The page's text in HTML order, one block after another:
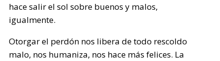
hace salir el sol sobre buenos y malos,
igualmente.
Otorgar el perdón nos libera de todo rescoldo
malo, nos humaniza, nos hace más felices. La